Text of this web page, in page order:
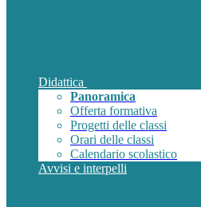
Didattica
Panoramica
Offerta formativa
Progetti delle classi
Orari delle classi
Calendario scolastico
Avvisi e interpelli